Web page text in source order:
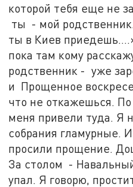
которой тебя еще не
ты - мой
ты в Киев
пока там кому
родственник - уже
и Прощенное
что не откажешься.
меня привели туда. Я
собрания гламурные. И
просили прощение.
За столом -
упал. Я говорю,